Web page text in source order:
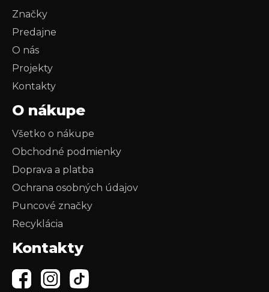
Značky
Predajne
O nás
Projekty
Kontakty
O nákupe
Všetko o nákupe
Obchodné podmienky
Doprava a platba
Ochrana osobných údajov
Puncové značky
Recyklácia
Kontakty